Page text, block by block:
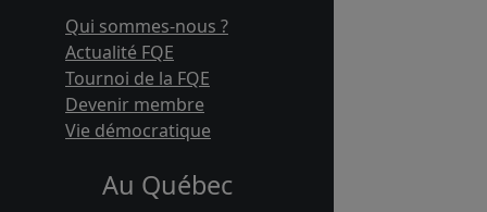
Qui sommes-nous ?
Actualité FQE
Tournoi de la FQE
Devenir membre
Vie démocratique
Au Québec